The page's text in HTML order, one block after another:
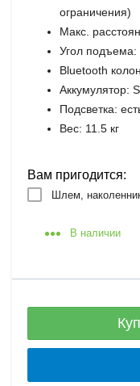
ограничения)
Макс.
Угол подъема:
Bluetooth
Аккумулятор:
Подсветка:
Вес: 11.5 кг
Вам пригодится:
Шлем,
В наличии